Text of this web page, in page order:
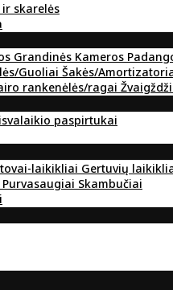
skarelės
Grandinės Kameros
Guoliai Šakės/
rankenėlės/ragai
paspirtukai
laikikliai Gertuvių
Purvasaugiai Skambučiai